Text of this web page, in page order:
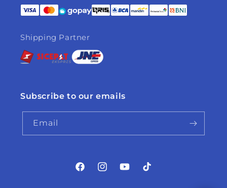
Shipping Partner
Subscribe to our emails
Email
FacebookInstagramYouTubeTikTok